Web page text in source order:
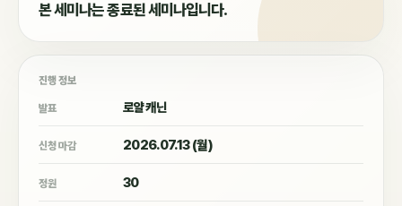
본 세미나는 종료된 세미나입니다.
진행 정보
발표 로얄캐닌
신청 마감 2026.07.13 (월)
정원 30